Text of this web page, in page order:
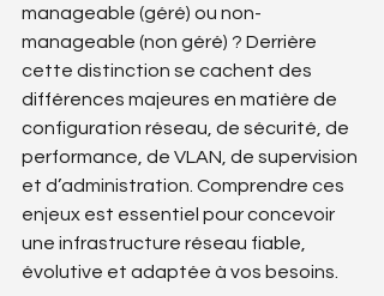
manageable (géré) ou non-
manageable (non géré) ? Derrière
cette distinction se cachent des
différences majeures en matière de
configuration réseau, de sécurité, de
performance, de VLAN, de supervision
et d’administration. Comprendre ces
enjeux est essentiel pour concevoir
une infrastructure réseau fiable,
évolutive et adaptée à vos besoins.